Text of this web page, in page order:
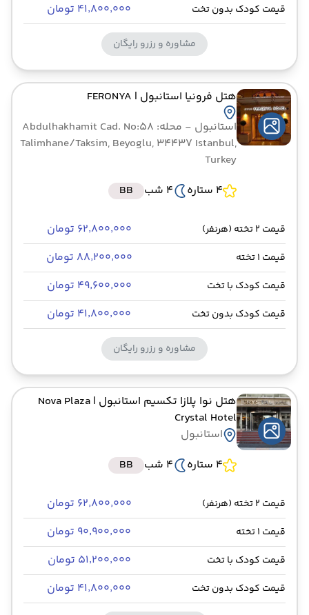
قیمت کودک بدون تخت ۴۱٬۸۰۰٬۰۰۰ تومان
مشاوره و رزرو رایگان
هتل فرونیا استانبول | FERONYA
استانبول
- محله: Abdulhakhamit Cad. No:58
Talimhane/Taksim, Beyoglu, 34437 Istanbul,
Turkey
4 ستاره
4 شب BB
قیمت 2 تخته (هرنفر) ۶۲٬۸۰۰٬۰۰۰ تومان
قیمت 1 تخته ۸۸٬۲۰۰٬۰۰۰ تومان
قیمت کودک با تخت ۴۹٬۶۰۰٬۰۰۰ تومان
قیمت کودک بدون تخت ۴۱٬۸۰۰٬۰۰۰ تومان
مشاوره و رزرو رایگان
هتل نوا پلازا تکسیم استانبول | Nova Plaza
Crystal Hotel
استانبول
4 ستاره
4 شب BB
قیمت 2 تخته (هرنفر) ۶۲٬۸۰۰٬۰۰۰ تومان
قیمت 1 تخته ۹۰٬۹۰۰٬۰۰۰ تومان
قیمت کودک با تخت ۵۱٬۲۰۰٬۰۰۰ تومان
قیمت کودک بدون تخت ۴۱٬۸۰۰٬۰۰۰ تومان